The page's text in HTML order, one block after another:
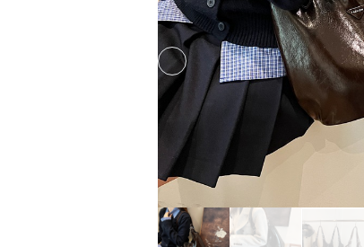
Previous slide